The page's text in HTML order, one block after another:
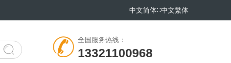
中文繁体
∷
中文简体
全国服务热线：
13321100968